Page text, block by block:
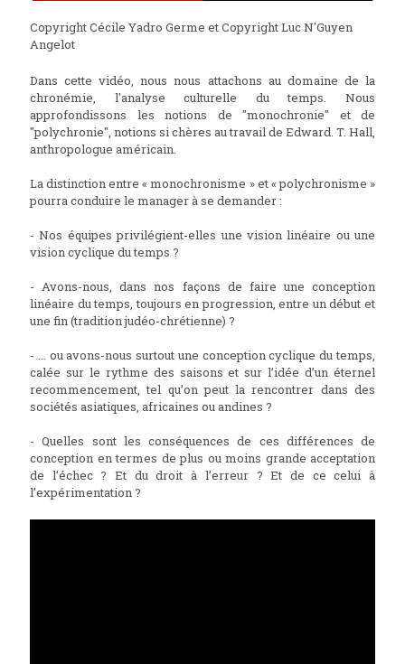
Copyright Cécile Yadro Germe et Copyright Luc N'Guyen
Angelot
Dans cette vidéo, nous nous attachons au domaine de la
chronémie, l'analyse culturelle du temps. Nous
approfondissons les notions de "monochronie" et de
"polychronie", notions si chères au travail de Edward. T. Hall,
anthropologue américain.
La distinction entre « monochronisme » et « polychronisme »
pourra conduire le manager à se demander :
- Nos équipes privilégient-elles une vision linéaire ou une
vision cyclique du temps ?
- Avons-nous, dans nos façons de faire une conception
linéaire du temps, toujours en progression, entre un début et
une fin (tradition judéo-chrétienne) ?
- ... ou avons-nous surtout une conception cyclique du temps,
calée sur le rythme des saisons et sur l’idée d’un éternel
recommencement, tel qu’on peut la rencontrer dans des
sociétés asiatiques, africaines ou andines ?
- Quelles sont les conséquences de ces différences de
conception en termes de plus ou moins grande acceptation
de l’échec ? Et du droit à l’erreur ? Et de ce celui à
l’expérimentation ?